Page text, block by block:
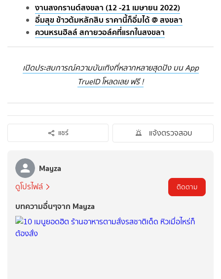
งานสงกรานต์สงขลา (12 -21 เมษายน 2022)
อิ่มสุข ข้าวต้มหลักสิบ ราคานี้ก็อิ่มได้ @ สงขลา
ควนหรนฮิลล์ สกายวอล์คที่แรกในสงขลา
เปิดประสบการณ์ความบันเทิงที่หลากหลายสุดปัง บน App
TrueID โหลดเลย ฟรี !
แชร์ แจ้งตรวจสอบ
Mayza
ดูโปรไฟล์ ติดตาม
บทความอื่นๆจาก Mayza